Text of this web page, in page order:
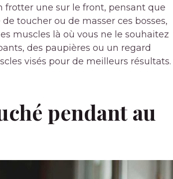
frotter une sur le front, pensant que
toucher ou de masser ces bosses,
muscles là où vous ne le souhaitez
des paupières ou un regard
visés pour de meilleurs résultats.
pendant au